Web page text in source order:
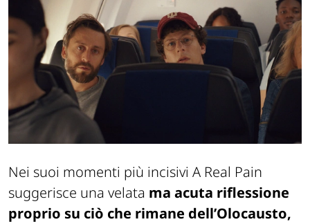
Nei suoi momenti più incisivi A Real Pain
suggerisce una velata ma acuta riflessione
proprio su ciò che rimane dell’Olocausto,